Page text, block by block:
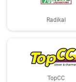
Radikal
TopCC